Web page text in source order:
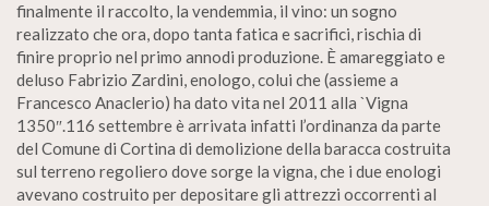
finalmente il raccolto, la vendemmia, il vino: un sogno
realizzato che ora, dopo tanta fatica e sacrifici, rischia di
finire proprio nel primo annodi produzione. È amareggiato e
deluso Fabrizio Zardini, enologo, colui che (assieme a
Francesco Anaclerio) ha dato vita nel 2011 alla `Vigna
1350″.116 settembre è arrivata infatti l’ordinanza da parte
del Comune di Cortina di demolizione della baracca costruita
sul terreno regoliero dove sorge la vigna, che i due enologi
avevano costruito per depositare gli attrezzi occorrenti al